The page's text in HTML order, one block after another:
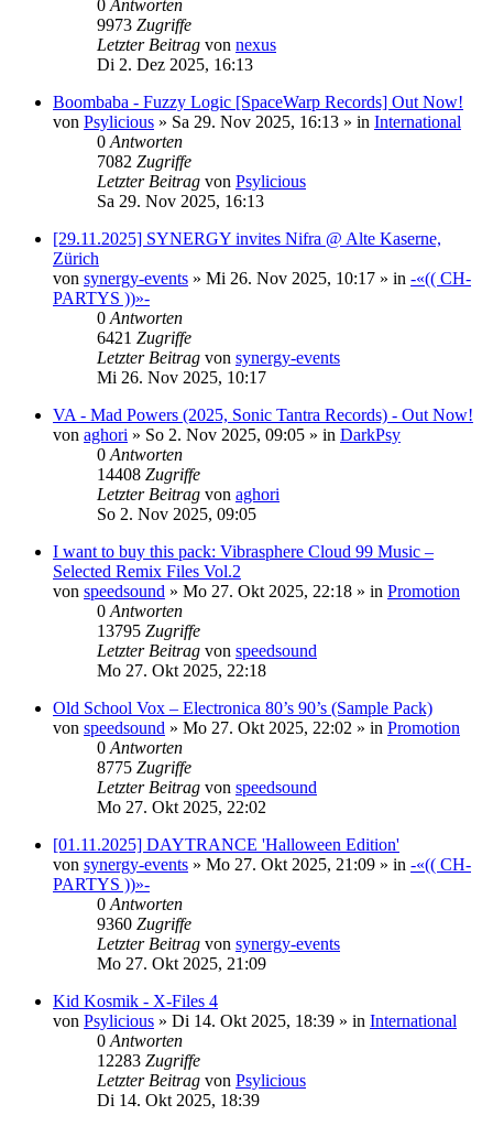
0 Antworten
9973 Zugriffe
Letzter Beitrag von nexus
Di 2. Dez 2025, 16:13
Boombaba - Fuzzy Logic [SpaceWarp Records] Out Now!
von Psylicious » Sa 29. Nov 2025, 16:13 » in International
0 Antworten
7082 Zugriffe
Letzter Beitrag von Psylicious
Sa 29. Nov 2025, 16:13
[29.11.2025] SYNERGY invites Nifra @ Alte Kaserne,
Zürich
von synergy-events » Mi 26. Nov 2025, 10:17 » in -«(( CH-
PARTYS ))»-
0 Antworten
6421 Zugriffe
Letzter Beitrag von synergy-events
Mi 26. Nov 2025, 10:17
VA - Mad Powers (2025, Sonic Tantra Records) - Out Now!
von aghori » So 2. Nov 2025, 09:05 » in DarkPsy
0 Antworten
14408 Zugriffe
Letzter Beitrag von aghori
So 2. Nov 2025, 09:05
I want to buy this pack: Vibrasphere Cloud 99 Music –
Selected Remix Files Vol.2
von speedsound » Mo 27. Okt 2025, 22:18 » in Promotion
0 Antworten
13795 Zugriffe
Letzter Beitrag von speedsound
Mo 27. Okt 2025, 22:18
Old School Vox – Electronica 80’s 90’s (Sample Pack)
von speedsound » Mo 27. Okt 2025, 22:02 » in Promotion
0 Antworten
8775 Zugriffe
Letzter Beitrag von speedsound
Mo 27. Okt 2025, 22:02
[01.11.2025] DAYTRANCE 'Halloween Edition'
von synergy-events » Mo 27. Okt 2025, 21:09 » in -«(( CH-
PARTYS ))»-
0 Antworten
9360 Zugriffe
Letzter Beitrag von synergy-events
Mo 27. Okt 2025, 21:09
Kid Kosmik - X-Files 4
von Psylicious » Di 14. Okt 2025, 18:39 » in International
0 Antworten
12283 Zugriffe
Letzter Beitrag von Psylicious
Di 14. Okt 2025, 18:39